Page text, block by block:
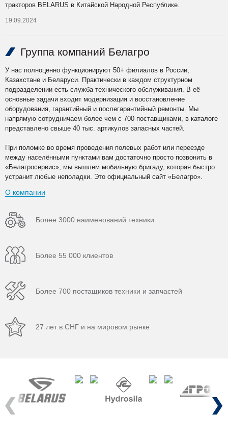
тракторов BELARUS в Китайской Народной Республике.
19.09.2024
Группа компаний Белагро
У нас полноценно функционируют 50+ филиалов в России,
Казахстане и Беларуси. Практически в каждом структурном
подразделении есть служба технического обслуживания. В её
основные задачи входит модернизация и восстановление
оборудования, гарантийный и послегарантийный ремонты. Мы
напрямую сотрудничаем более чем с 700 поставщиками, в каталоге
представлено свыше 40 тыс. артикулов запасных частей.
При поломке во время проведения полевых работ или переезде
между населёнными пунктами вам достаточно просто позвонить в
«Белагросервис», мы вышлем мобильную бригаду, которая быстро
устранит любые неполадки. Это официальный сайт «Белагро».
О компании
Более 3000 наименований техники
Более 55 000 клиентов
Более 700 постащиков техники и запчастей
27 лет в СНГ и на мировом рынке
Previous Next